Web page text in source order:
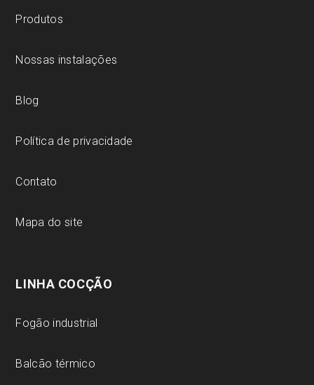
Produtos
Nossas instalações
Blog
Política de privacidade
Contato
Mapa do site
LINHA COCÇÃO
Fogão industrial
Balcão térmico